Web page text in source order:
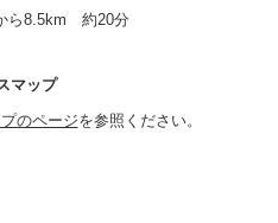
ら8.5km 約20分
マップ
のページを参照ください。